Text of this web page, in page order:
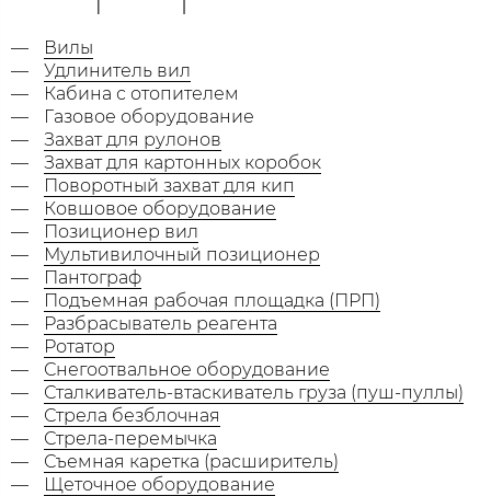
Вилы
Удлинитель вил
Кабина с отопителем
Газовое оборудование
Захват для рулонов
Захват для картонных коробок
Поворотный захват для кип
Ковшовое оборудование
Позиционер вил
Мультивилочный позиционер
Пантограф
Подъемная рабочая площадка (ПРП)
Разбрасыватель реагента
Ротатор
Снегоотвальное оборудование
Сталкиватель-втаскиватель груза (пуш-пуллы)
Стрела безблочная
Стрела-перемычка
Съемная каретка (расширитель)
Щеточное оборудование